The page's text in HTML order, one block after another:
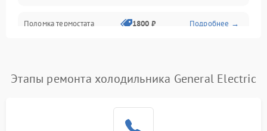
Поломка термостата 1800 ₽ Подробнее →
Поломка системы No Frost 2600 ₽ Подробнее →
Этапы ремонта холодильника General Electric